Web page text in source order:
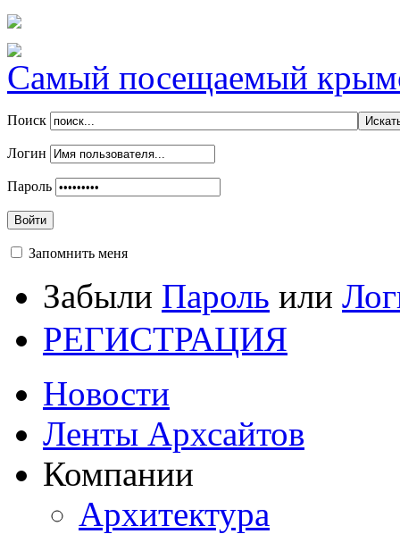
Самый посещаемый
Поиск
Логин
Пароль
Войти
Запомнить меня
Забыли Пароль или
РЕГИСТРАЦИЯ
Новости
Ленты Архсайтов
Компании
Архитектура